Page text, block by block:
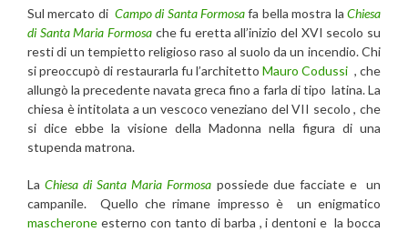
Sul mercato di Campo di Santa Formosafa bella mostra laChiesa
di Santa Maria Formosache fu eretta all’inizio del XVI secolo su
resti di un tempietto religioso raso al suolo da un incendio. Chi
si preoccupò di restaurarla fu l’architettoMauro Codussi , che
allungò la precedente navata greca fino a farla di tipo latina. La
chiesa è intitolata a un vescoco veneziano del VII secolo , che
si dice ebbe la visione della Madonna nella figura di una
stupenda matrona.
LaChiesa di Santa Maria Formosa possiede due facciate e un
campanile. Quello che rimane impresso è un enigmatico
mascherone esterno con tanto di barba , i dentoni e la bocca